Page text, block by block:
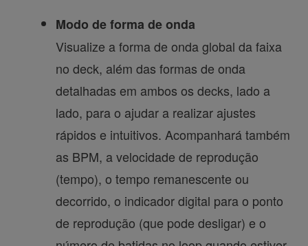
Modo de forma de onda
Visualize a forma de onda global da faixa
no deck, além das formas de onda
detalhadas em ambos os decks, lado a
lado, para o ajudar a realizar ajustes
rápidos e intuitivos. Acompanhará também
as BPM, a velocidade de reprodução
(tempo), o tempo remanescente ou
decorrido, o indicador digital para o ponto
de reprodução (que pode desligar) e o